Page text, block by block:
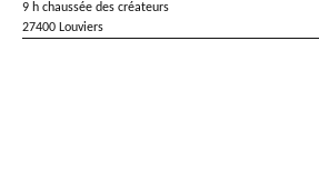
9 h chaussée des créateurs
27400 Louviers